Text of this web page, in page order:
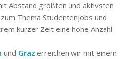
Abstand größten und aktivsten
Thema Studentenjobs und
kurzer Zeit eine hohe Anzahl
und Graz erreichen wir mit einem